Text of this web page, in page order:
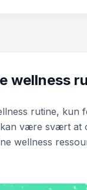
wellness
rutine, kun
være svært at
wellness